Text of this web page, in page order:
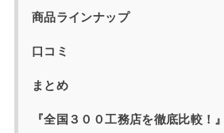
商品ラインナップ
口コミ
まとめ
『全国３００工務店を徹底比較！